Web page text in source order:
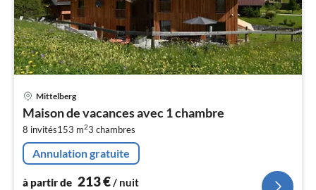
Mittelberg
Maison de vacances avec 1 chambre
8 invités153 m23 chambres
Annulation gratuite
à partir de 213€ / nuit